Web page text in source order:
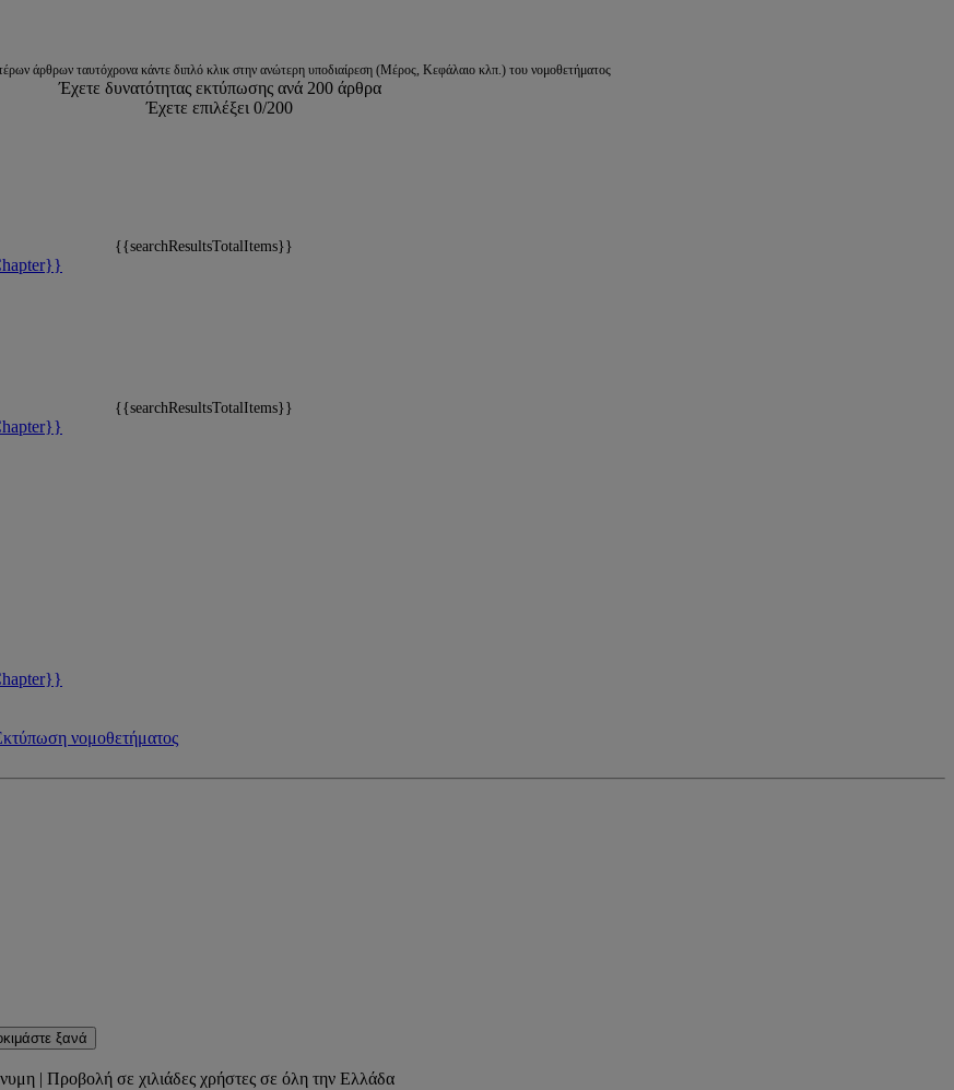
άρθρων ταυτόχρονα κάντε διπλό κλικ στην ανώτερη υποδιαίρεση (Μέρος, Κεφάλαιο κλπ.) του νομοθετήματος
Έχετε δυνατότητας εκτύπωσης ανά 200 άρθρα
Έχετε επιλέξει 0/200
{{searchResultsTotalItems}}
{{searchResultsTotalItems}}
νομοθετήματος
ξανά
| Προβολή σε χιλιάδες χρήστες σε όλη την Ελλάδα